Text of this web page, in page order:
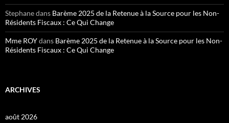
Stephanedans Barème 2025 de la Retenue à la Source pour les Non-
Résidents Fiscaux : Ce Qui Change
Mme ROYdans Barème 2025 de la Retenue à la Source pour les Non-
Résidents Fiscaux : Ce Qui Change
ARCHIVES
août 2026